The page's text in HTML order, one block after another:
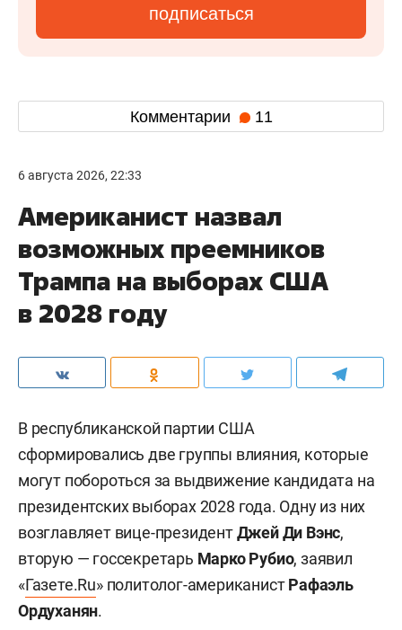
подписаться
Комментарии 11
6 августа 2026, 22:33
Американист назвал
возможных преемников
Трампа на выборах США
в 2028 году
В республиканской партии США
сформировались две группы влияния, которые
могут побороться за выдвижение кандидата на
президентских выборах 2028 года. Одну из них
возглавляет вице-президентДжей Ди Вэнс,
вторую — госсекретарь Марко Рубио, заявил
«Газете.Ru» политолог-американистРафаэль
Ордуханян.